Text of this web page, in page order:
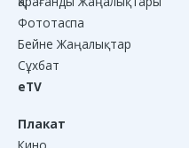
Фототаспа
Бейне Жаңалықтар
Сұхбат
eTV
Плакат